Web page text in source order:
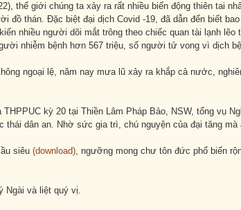
thế giới chúng ta xảy ra rất nhiều biến động thiên tai
đồ thán. Đặc biệt đại dịch Covid -19, đã dẫn đến biết
nhiều người dõi mắt trông theo chiếc quan tài lạnh lẽo
nhiễm bệnh hơn 567 triệu, số người tử vong vì dịch
ngoại lệ, năm nay mưa lũ xảy ra khắp cả nước,
kỳ 20 tại Thiền Lâm Pháp Bảo, NSW, tổng vụ
thái dân an. Nhờ sức gia trì, chú nguyện của đại tăng
siêu (download), ngưỡng mong chư tôn đức phổ biến
Ngài và liệt quý vị.